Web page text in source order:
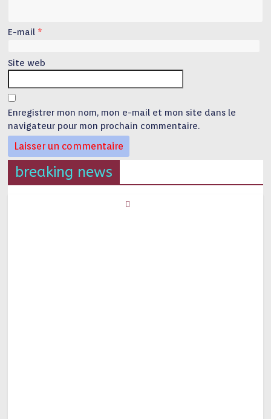
E-mail *
Site web
Enregistrer mon nom, mon e-mail et mon site dans le
navigateur pour mon prochain commentaire.
breaking news